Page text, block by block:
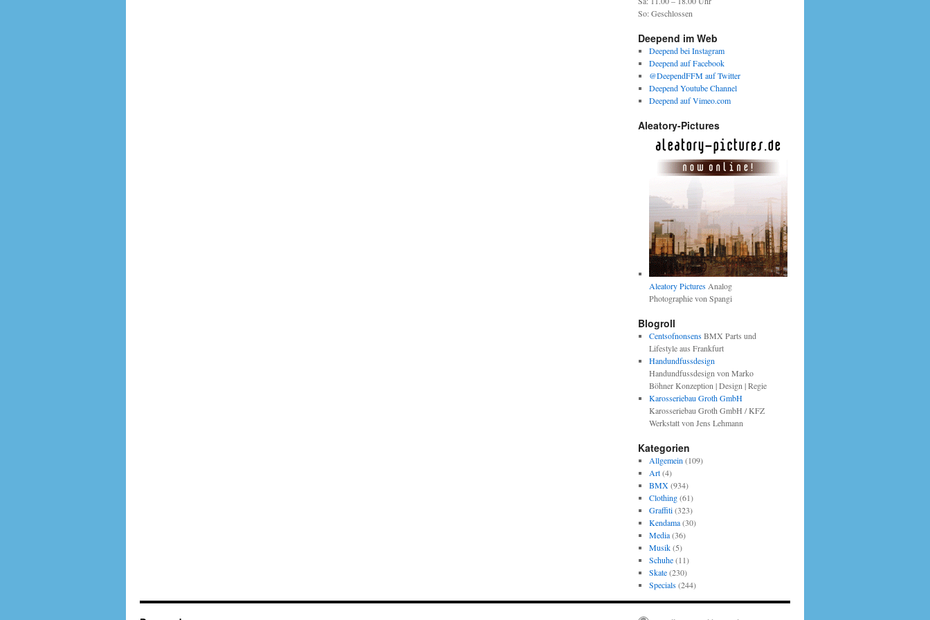
So: Geschlossen
Deepend im Web
Deepend bei Instagram
Deepend auf Facebook
@DeependFFM auf Twitter
Deepend Youtube Channel
Deepend auf Vimeo.com
Aleatory-Pictures
Aleatory PicturesAnalog
Photographie von Spangi
Blogroll
CentsofnonsensBMX Parts und
Lifestyle aus Frankfurt
Handundfussdesign
Handundfussdesign von Marko
Böhner Konzeption | Design | Regie
Karosseriebau Groth GmbH
Karosseriebau Groth GmbH / KFZ
Werkstatt von Jens Lehmann
Kategorien
Allgemein (109)
Art(4)
BMX(934)
Clothing(61)
Graffiti(323)
Kendama(30)
Media(36)
Musik(5)
Schuhe(11)
Skate(230)
Specials(244)